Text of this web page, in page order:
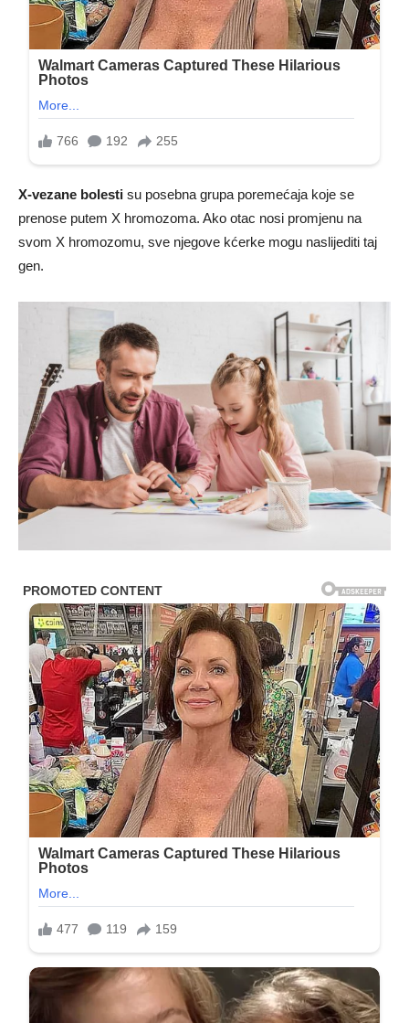
X-vezane bolesti su posebna grupa poremećaja koje se
prenose putem X hromozoma. Ako otac nosi promjenu na
svom X hromozomu, sve njegove kćerke mogu naslijediti taj
gen.